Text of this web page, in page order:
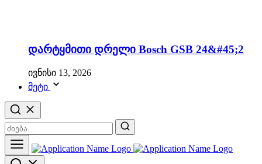
დარტყმითი დრელი Bosch GSB 24&#45;2
ივნისი 13, 2026
მეტი